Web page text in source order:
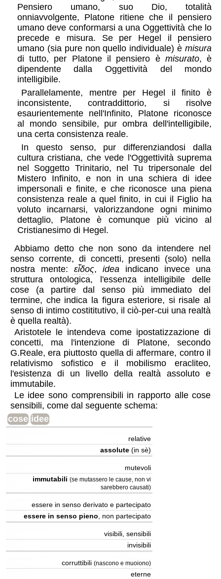
Pensiero umano, suo Dio, totalità
onniavvolgente, Platone ritiene che il pensiero
umano deve conformarsi a una Oggettività che lo
precede e misura. Se per Hegel il pensiero
umano (sia pure non quello individuale) èmisura
di tutto, per Platone il pensiero è misurato, è
dipendente dalla Oggettività del mondo
intelligibile.
Parallelamente, mentre per Hegel il finito è
inconsistente, contraddittorio, si risolve
esaurientemente nell'Infinito, Platone riconosce
al mondo sensibile, pur ombra dell'intelligibile,
una certa consistenza reale.
In questo senso, pur differenziandosi dalla
cultura cristiana, che vede l'Oggettività suprema
nel Soggetto Trinitario, nel Tu tripersonale del
Mistero Infinito, e non in una schiera di idee
impersonali e finite, e che riconosce una piena
consistenza reale a quel finito, in cui il Figlio ha
voluto incarnarsi, valorizzandone ogni minimo
dettaglio, Platone è comunque più vicino al
Cristianesimo di Hegel.
Abbiamo detto che non sono da intendere nel
senso corrente, di concetti, presenti (solo) nella
nostra mente: εἶδος,idea indicano invece una
struttura ontologica, l'essenza intelligibile delle
cose (a partire dal senso più immediato del
termine, che indica la figura esteriore, si risale al
senso di intimo costititutivo, il ciò-per-cui una realtà
è quella realtà).
Aristotele le intendeva come ipostatizzazione di
concetti, ma l'intenzione di Platone, secondo
G.Reale, era piuttosto quella di affermare, contro il
relativismo sofistico e il mobilismo eracliteo,
l'esistenza di un livello della realtà assoluto e
immutabile.
Le idee sono comprensibili in rapporto alle cose
sensibili, come dal seguente schema:
cose idee
relative
assolute(in sè)
mutevoli
immutabili (se mutassero le cause, non vi
sarebbero causati)
essere in senso derivato e partecipato
essere in senso pieno, non partecipato
visibili, sensibili
invisibili
corruttibili (nascono e muoiono)
eterne